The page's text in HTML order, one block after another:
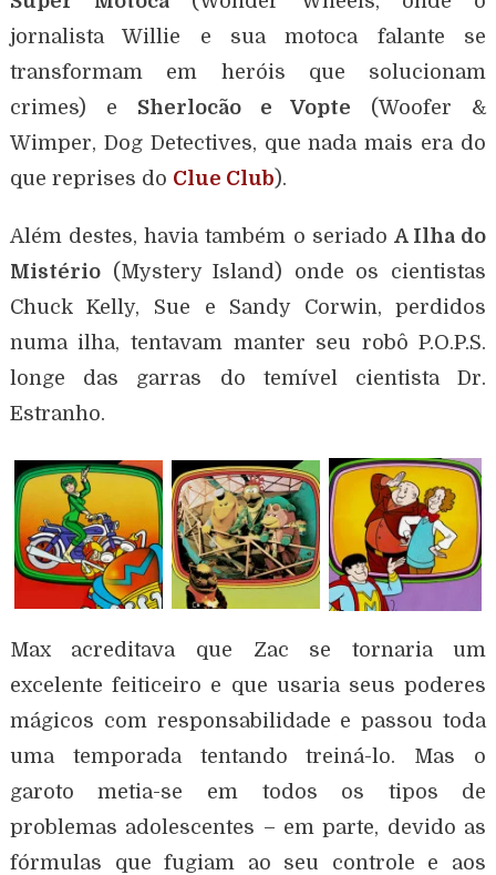
jornalista Willie e sua motoca falante se
transformam em heróis que solucionam
crimes) e Sherlocão e Vopte (Woofer &
Wimper, Dog Detectives, que nada mais era do
que reprises do Clue Club).
Além destes, havia também o seriado A Ilha do
Mistério(Mystery Island) onde os cientistas
Chuck Kelly, Sue e Sandy Corwin, perdidos
numa ilha, tentavam manter seu robô P.O.P.S.
longe das garras do temível cientista Dr.
Estranho.
Max acreditava que Zac se tornaria um
excelente feiticeiro e que usaria seus poderes
mágicos com responsabilidade e passou toda
uma temporada tentando treiná-lo. Mas o
garoto metia-se em todos os tipos de
problemas adolescentes – em parte, devido as
fórmulas que fugiam ao seu controle e aos